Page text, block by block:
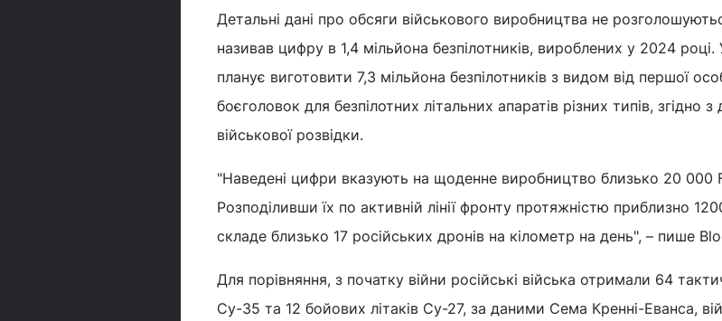
Детальні дані про обсяги військового виробництва не
називав цифру в 1,4 мільйона безпілотників, вироблених у 2024 році.
планує виготовити 7,3 мільйона безпілотників з видом від першої
боєголовок для безпілотних літальних апаратів різних типів, згідно
військової розвідки.
"Наведені цифри вказують на щоденне виробництво близько 20 000
Розподіливши їх по активній лінії фронту протяжністю приблизно
складе близько 17 російських дронів на кілометр на день", – пише
Для порівняння, з початку війни російські війська отримали 64
Су-35 та 12 бойових літаків Су-27, за даними Сема Кренні-Еванса,